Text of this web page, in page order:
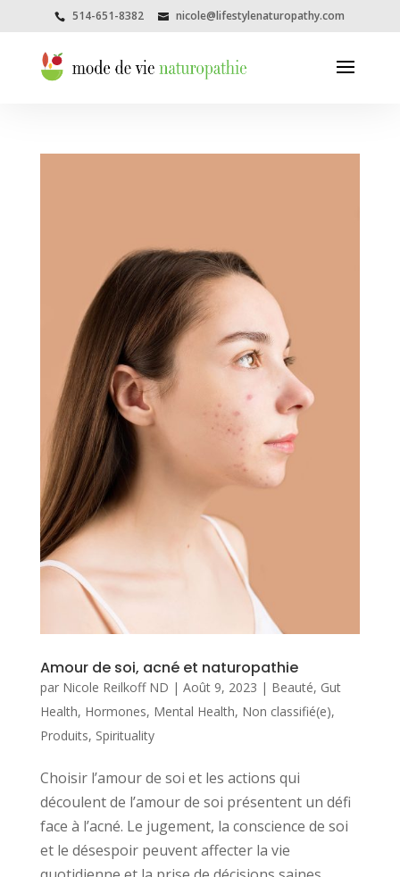
514-651-8382 nicole@lifestylenaturopathy.com
Amour de soi, acné et naturopathie
par Nicole Reilkoff ND | Août 9, 2023 | Beauté, Gut
Health, Hormones, Mental Health, Non classifié(e),
Produits, Spirituality
Choisir l’amour de soi et les actions qui
découlent de l’amour de soi présentent un défi
face à l’acné. Le jugement, la conscience de soi
et le désespoir peuvent affecter la vie